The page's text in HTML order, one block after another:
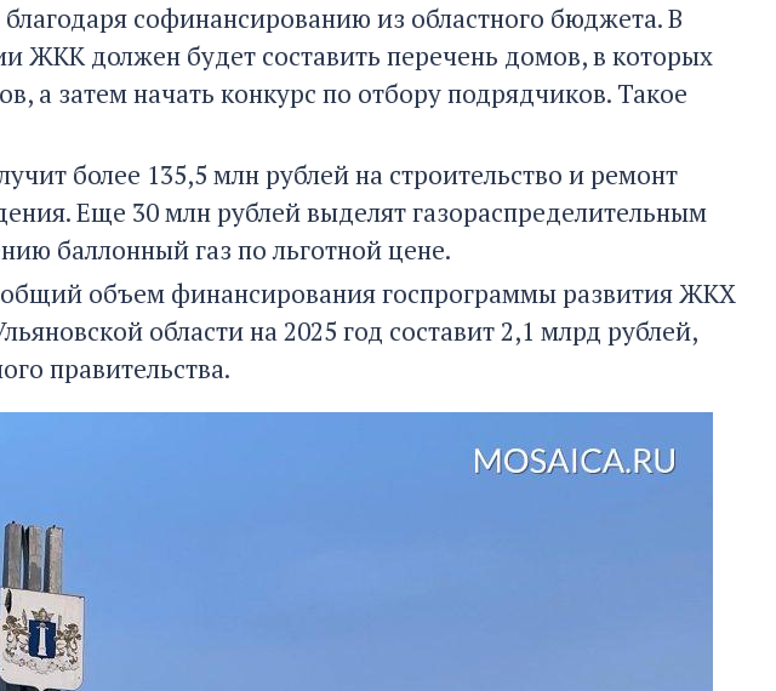
софинансированию из областного бюджета. В
должен будет составить перечень домов, в которых
а затем начать конкурс по отбору подрядчиков. Такое
более 135,5 млн рублей на строительство и ремонт
Еще 30 млн рублей выделят газораспределительным
баллонный газ по льготной цене.
объем финансирования госпрограммы развития ЖКХ
области на 2025 год составит 2,1 млрд рублей,
правительства.